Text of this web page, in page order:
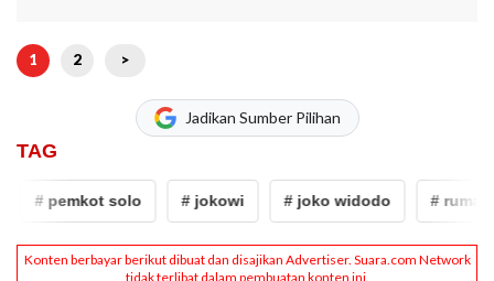
1 2 >
Jadikan Sumber Pilihan
TAG
pemkot solo # jokowi # joko widodo # rumah